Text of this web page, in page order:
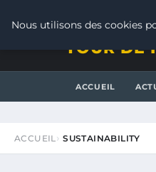
TOUR DE
ACCUEIL
ACCUEIL SUSTAINABILITY
Nous utilisons des cookies